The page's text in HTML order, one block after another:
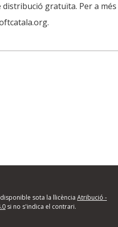
gratuïta. Per a
sota la llicència Atribució -
si no s'indica el contrari.